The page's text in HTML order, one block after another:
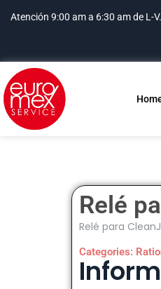
Atención 9:00 am a 6:30 am de L-
Relé
Relé para
Categories: